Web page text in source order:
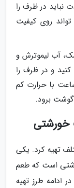
در ظرف را
روی کیفیت
آب لیموترش و
کنید و در ظرف را
با حرارت کم
گوشت برود.
خورشتی
تهیه کرد. یکی
است که طعم
ادامه طرز تهیه